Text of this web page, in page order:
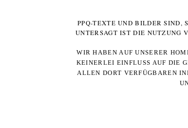
PPQ-TEXTE UND BILDER SIND,
UNTERSAGT IST DIE NUTZUNG
WIR HABEN AUF UNSERER
KEINERLEI EINFLUSS AUF DIE
ALLEN DORT VERFÜGBAREN